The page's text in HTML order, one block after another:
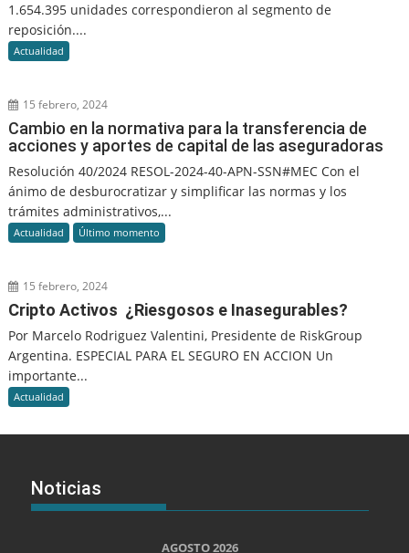
1.654.395 unidades correspondieron al segmento de
reposición....
Actualidad
15 febrero, 2024
Cambio en la normativa para la transferencia de
acciones y aportes de capital de las aseguradoras
Resolución 40/2024 RESOL-2024-40-APN-SSN#MEC Con el
ánimo de desburocratizar y simplificar las normas y los
trámites administrativos,...
Actualidad Último momento
15 febrero, 2024
Cripto Activos ¿Riesgosos e Inasegurables?
Por Marcelo Rodriguez Valentini, Presidente de RiskGroup
Argentina. ESPECIAL PARA EL SEGURO EN ACCION Un
importante...
Actualidad
Noticias
AGOSTO 2026